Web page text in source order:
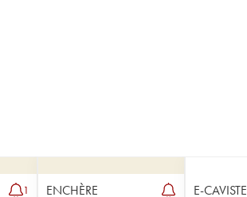
1 ENCHÈRE E-CAVISTE